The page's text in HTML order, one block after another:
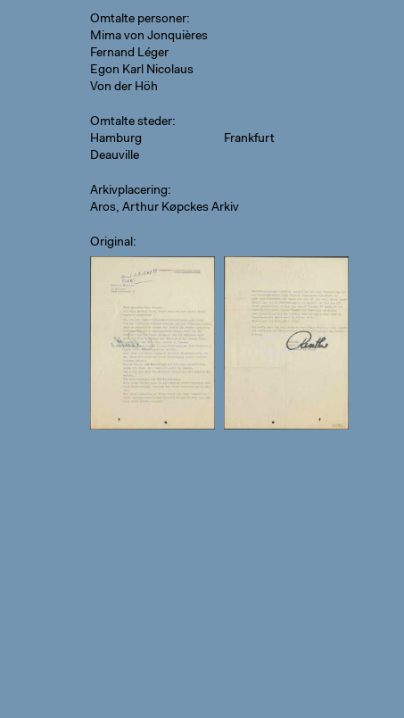
Omtalte personer
Mima von Jonquières
Fernand Léger
Egon Karl Nicolaus
Von der Höh
Omtalte steder
Hamburg
Deauville
Frankfurt
Arkivplacering
Aros, Arthur Køpckes Arkiv
Original